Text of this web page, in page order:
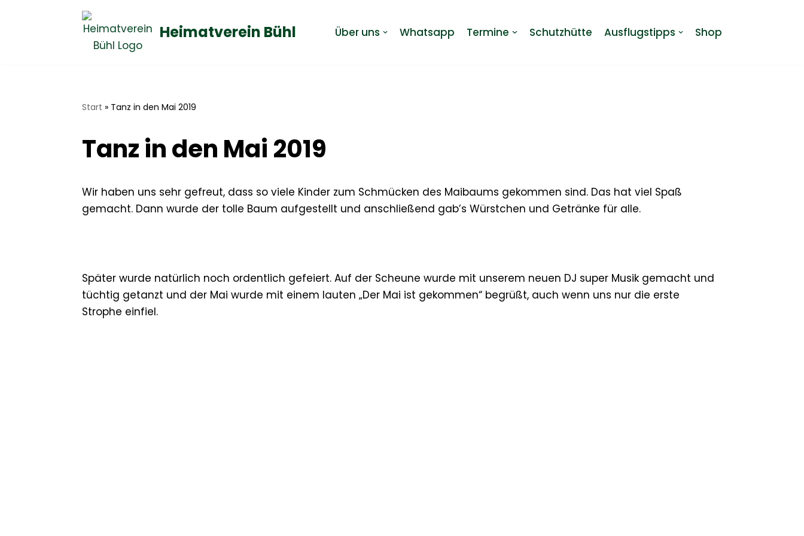
Heimatverein Bühl Über uns Whatsapp Termine Schutzhütte Ausflugstipps Shop
Start » Tanz in den Mai 2019
Tanz in den Mai 2019
Wir haben uns sehr gefreut, dass so viele Kinder zum Schmücken des Maibaums gekommen sind. Das hat viel Spaß
gemacht. Dann wurde der tolle Baum aufgestellt und anschließend gab’s Würstchen und Getränke für alle.
Später wurde natürlich noch ordentlich gefeiert. Auf der Scheune wurde mit unserem neuen DJ super Musik gemacht und
tüchtig getanzt und der Mai wurde mit einem lauten „Der Mai ist gekommen“ begrüßt, auch wenn uns nur die erste
Strophe einfiel.